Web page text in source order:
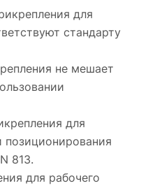
для
стандарту
не мешает
для
позиционирования
813.
для рабочего